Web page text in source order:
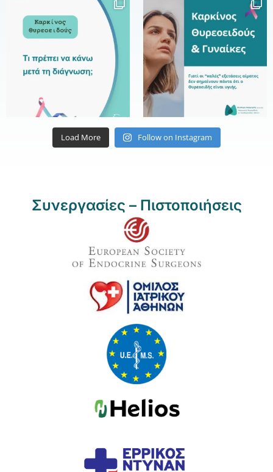
Load More Follow on Instagram
Συνεργασίες – Πιστοποιήσεις